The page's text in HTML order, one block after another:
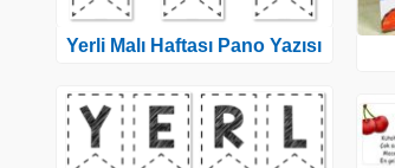
Yerli Malı Haftası Pano Yazısı